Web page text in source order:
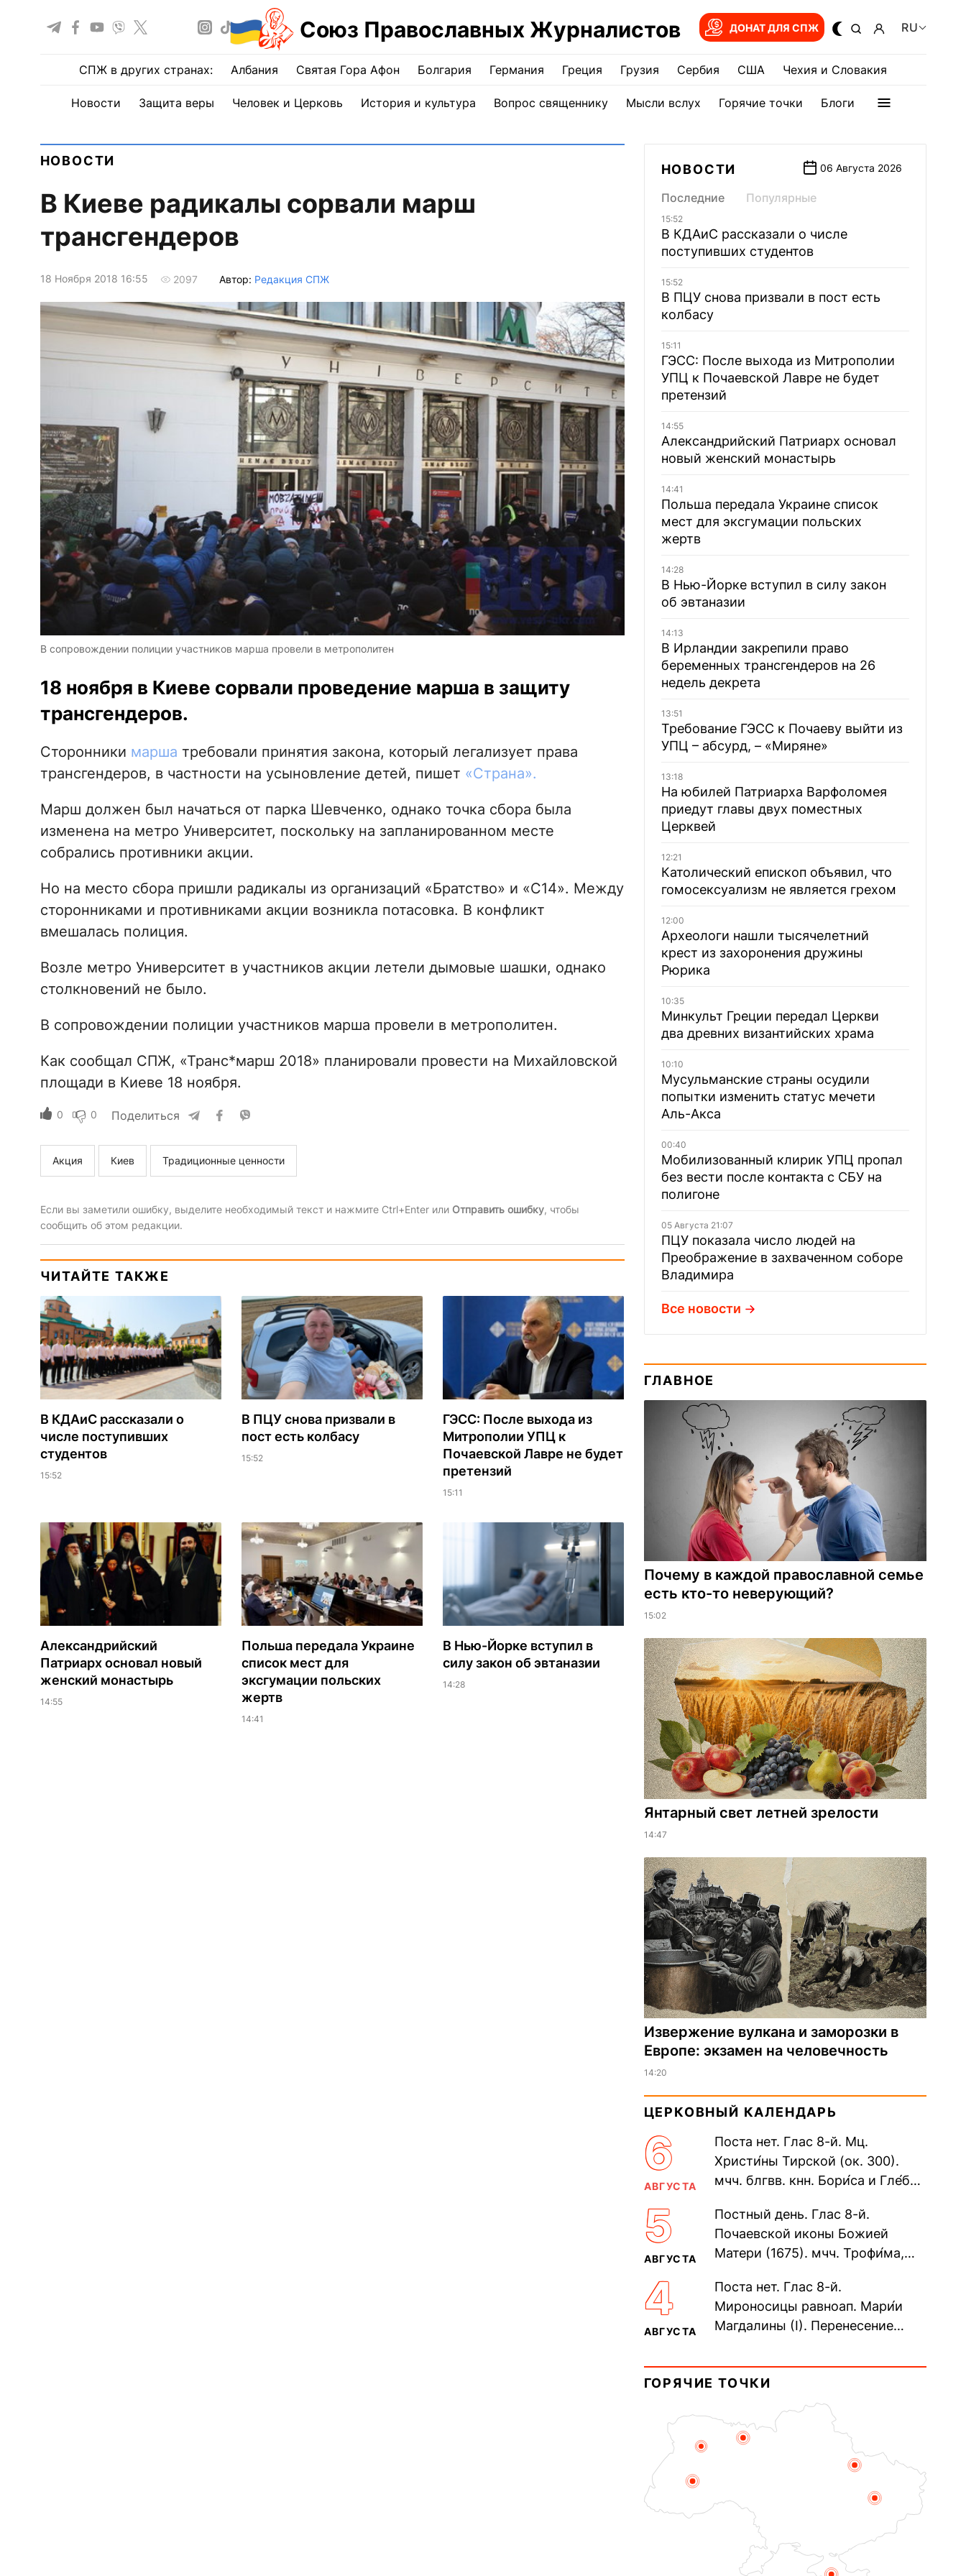
Союз Православных Журналистов ДОНАТ ДЛЯ СПЖ RU
СПЖ в других странах: Албания Святая Гора Афон Болгария Германия Греция Грузия Сербия США Чехия и Словакия
Новости Защита веры Человек и Церковь История и культура Вопрос священнику Мысли вслух Горячие точки Блоги
НОВОСТИ
В Киеве радикалы сорвали марш
трансгендеров
18 Ноября 2018 16:55 2097 Автор: Редакция СПЖ
В сопровождении полиции участников марша провели в метрополитен
18 ноября в Киеве сорвали проведение марша в защиту
трансгендеров.
Сторонники марша требовали принятия закона, который легализует права
трансгендеров, в частности на усыновление детей, пишет «Страна».
Марш должен был начаться от парка Шевченко, однако точка сбора была
изменена на метро Университет, поскольку на запланированном месте
собрались противники акции.
Но на место сбора пришли радикалы из организаций «Братство» и «С14». Между
сторонниками и противниками акции возникла потасовка. В конфликт
вмешалась полиция.
Возле метро Университет в участников акции летели дымовые шашки, однако
столкновений не было.
В сопровождении полиции участников марша провели в метрополитен.
Как сообщал СПЖ, «Транс*марш 2018» планировали провести на Михайловской
площади в Киеве 18 ноября.
0 0 Поделиться
Акция Киев Традиционные ценности
Если вы заметили ошибку, выделите необходимый текст и нажмите Ctrl+Enter или Отправить ошибку, чтобы
сообщить об этом редакции.
ЧИТАЙТЕ ТАКЖЕ
В КДАиС рассказали о
числе поступивших
студентов
15:52
В ПЦУ снова призвали в
пост есть колбасу
15:52
ГЭСС: После выхода из
Митрополии УПЦ к
Почаевской Лавре не будет
претензий
15:11
Александрийский
Патриарх основал новый
женский монастырь
14:55
Польша передала Украине
список мест для
эксгумации польских
жертв
14:41
В Нью-Йорке вступил в
силу закон об эвтаназии
14:28
НОВОСТИ 06 Августа 2026
Последние Популярные
15:52
В КДАиС рассказали о числе
поступивших студентов
15:52
В ПЦУ снова призвали в пост есть
колбасу
15:11
ГЭСС: После выхода из Митрополии
УПЦ к Почаевской Лавре не будет
претензий
14:55
Александрийский Патриарх основал
новый женский монастырь
14:41
Польша передала Украине список
мест для эксгумации польских
жертв
14:28
В Нью-Йорке вступил в силу закон
об эвтаназии
14:13
В Ирландии закрепили право
беременных трансгендеров на 26
недель декрета
13:51
Требование ГЭСС к Почаеву выйти из
УПЦ – абсурд, – «Миряне»
13:18
На юбилей Патриарха Варфоломея
приедут главы двух поместных
Церквей
12:21
Католический епископ объявил, что
гомосексуализм не является грехом
12:00
Археологи нашли тысячелетний
крест из захоронения дружины
Рюрика
10:35
Минкульт Греции передал Церкви
два древних византийских храма
10:10
Мусульманские страны осудили
попытки изменить статус мечети
Аль-Акса
00:40
Мобилизованный клирик УПЦ пропал
без вести после контакта с СБУ на
полигоне
05 Августа 21:07
ПЦУ показала число людей на
Преображение в захваченном соборе
Владимира
Все новости
ГЛАВНОЕ
Почему в каждой православной семье
есть кто-то неверующий?
15:02
Янтарный свет летней зрелости
14:47
Извержение вулкана и заморозки в
Европе: экзамен на человечность
14:20
ЦЕРКОВНЫЙ КАЛЕНДАРЬ
6
АВГУСТА
Поста нет. Глас 8-й. Мц.
Христи́ны Тирской (ок. 300).
мчч. блгвв. кнн. Бори́са и Гле́ба,
Дави́да (1015). Прп....
5
АВГУСТА
Постный день. Глас 8-й.
Почаевской иконы Божией
Матери (1675). мчч. Трофи́ма,
мучеников (284–305). прав.
воина Фео́дора...
4
АВГУСТА
Поста нет. Глас 8-й.
Мироносицы равноап. Мари́и
Магдалины (I). Перенесение
Синопского (403–404). Прп.
Корни́лия...
ГОРЯЧИЕ ТОЧКИ